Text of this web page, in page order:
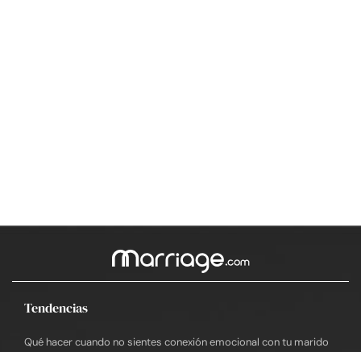
Tendencias
Qué hacer cuando no sientes conexión emocional con tu marido